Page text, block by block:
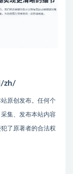
zh/
原创发布。任何个
集、发布本站内容
了原著者的合法权